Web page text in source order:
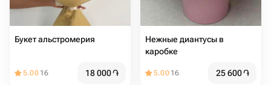
Букет альстромерия
5.00 16 18 000֏
Нежные диантусы в
каробке
5.00 16 25 600֏